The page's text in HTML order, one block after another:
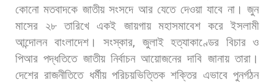
কোনো মতবাদকে জাতীয় সংসদে আর যেতে দেওয়া যাবে না। জুন
মাসের
২৮ তারিখে একই জায়গায় মহাসমাবেশ করে ইসলামী
আন্দোলন বাংলাদেশ। সংস্কার, জুলাই হত্যাকাণ্ডের বিচার ও
পিআর পদ্ধতিতে জাতীয় নির্বাচন আয়োজনের দাবি জানায় তারা।
দেশের রাজনীতিতে ধর্মীয় পরিচয়ভিত্তিক শক্তির এভাবে পুনর্গঠন